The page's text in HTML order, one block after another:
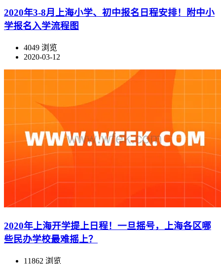
2020年3-8月上海小学、初中报名日程安排！附中小
学报名入学流程图
4049 浏览
2020-03-12
2020年上海开学提上日程！一旦摇号，上海各区哪
些民办学校最难摇上？
11862 浏览